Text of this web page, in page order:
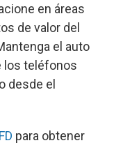
en áreas
de valor del
el auto
los teléfonos
desde el
para obtener